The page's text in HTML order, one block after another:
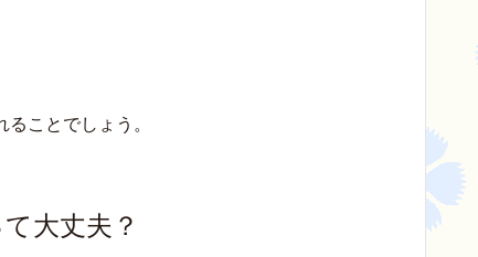
ことでしょう。
大丈夫？